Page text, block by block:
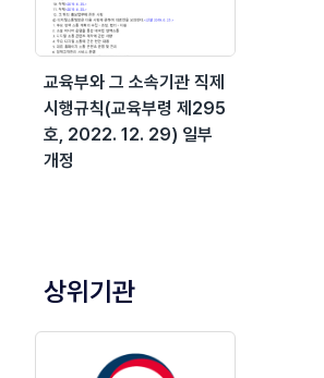
교육부와 그 소속기관 직제
시행규칙(교육부령 제295
호, 2022. 12. 29) 일부
개정
상위기관